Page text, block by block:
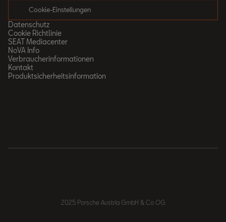
Cookie-Einstellungen
Datenschutz
Cookie Richtlinie
SEAT Mediacenter
NoVA Info
Verbraucherinformationen
Kontakt
Produktsicherheitsinformation
2025 Porsche Austria GmbH & Co OG